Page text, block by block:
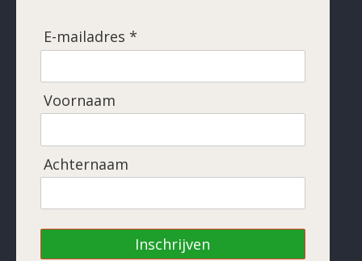
E-mailadres *
Voornaam
Achternaam
Inschrijven